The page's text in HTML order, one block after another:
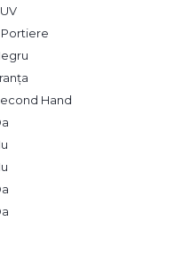
Portiere
Hand